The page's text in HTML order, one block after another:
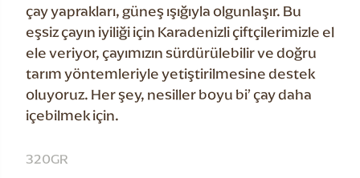
çay yaprakları, güneş ışığıyla olgunlaşır. Bu
eşsiz çayın iyiliği için Karadenizli çiftçilerimizle el
ele veriyor, çayımızın sürdürülebilir ve doğru
tarım yöntemleriyle yetiştirilmesine destek
oluyoruz. Her şey, nesiller boyu bi’ çay daha
içebilmek için.
320GR